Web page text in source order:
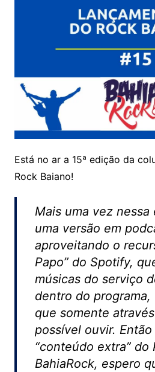
Está no ar a 15ª edição da
Rock Baiano!
Mais uma vez
uma versão em
aproveitando o
Papo” do Spotify,
músicas do serviço
dentro do
que somente
possível ouvir.
“conteúdo extra” do
BahiaRock, espero